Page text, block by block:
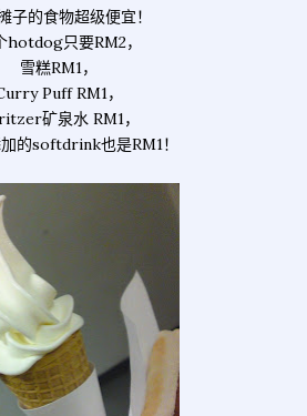
子的食物超级便宜！
hotdog只要RM2，
雪糕RM1，
Puff RM1，
矿泉水 RM1，
的softdrink也是RM1！